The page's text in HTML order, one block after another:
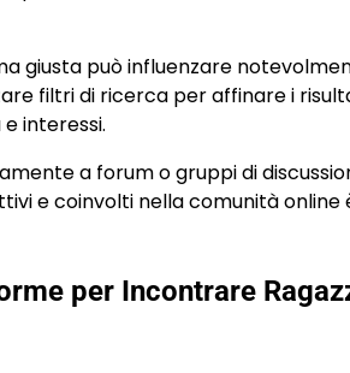
giusta può influenzare
filtri di ricerca per affinare i
interessi.
a forum o gruppi di
e coinvolti nella comunità
per Incontrare